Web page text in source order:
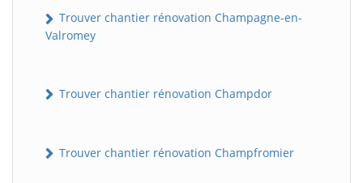
Trouver chantier rénovation Champagne-en-
Valromey
Trouver chantier rénovation Champdor
Trouver chantier rénovation Champfromier